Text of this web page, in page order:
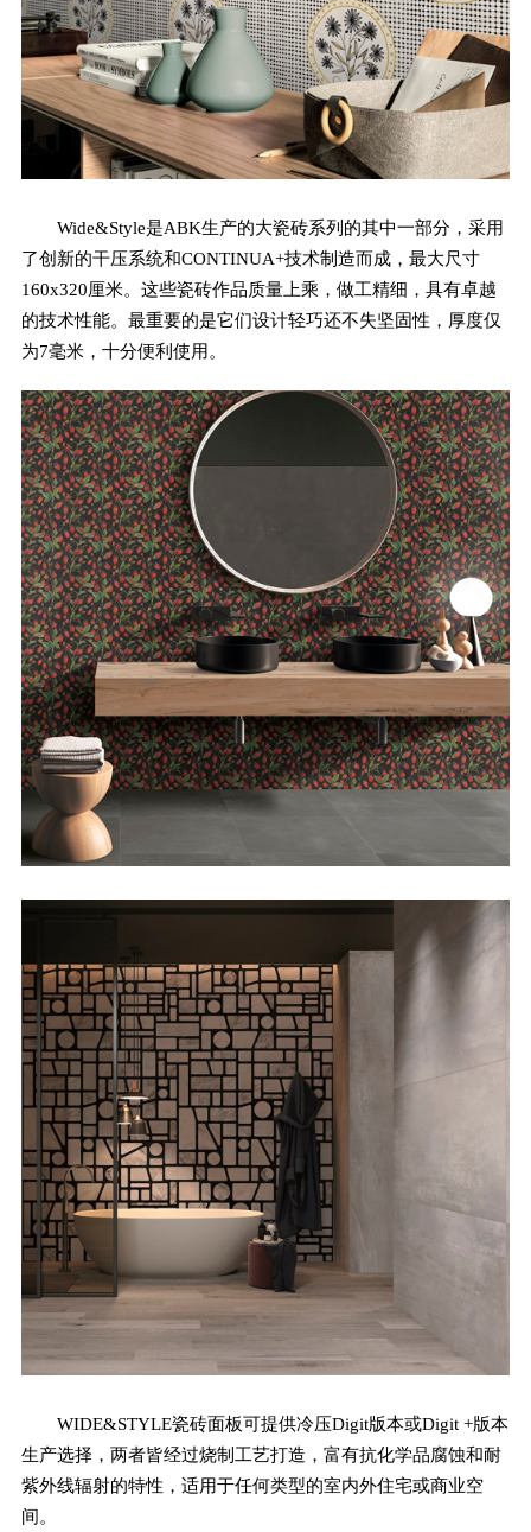
Wide&Style是ABK生产的大瓷砖系列的其中一部分，采用
了创新的干压系统和CONTINUA+技术制造而成，最大尺寸
160x320厘米。这些瓷砖作品质量上乘，做工精细，具有卓越
的技术性能。最重要的是它们设计轻巧还不失坚固性，厚度仅
为7毫米，十分便利使用。
WIDE&STYLE瓷砖面板可提供冷压Digit版本或Digit +版本
生产选择，两者皆经过烧制工艺打造，富有抗化学品腐蚀和耐
紫外线辐射的特性，适用于任何类型的室内外住宅或商业空
间。